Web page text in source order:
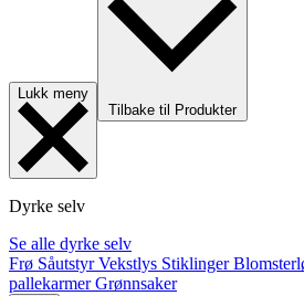
Lukk meny
Tilbake til Produkter
Dyrke selv
Se alle dyrke selv
Frø SåutstyrVekstlys Stiklinger
pallekarmerGrønnsaker